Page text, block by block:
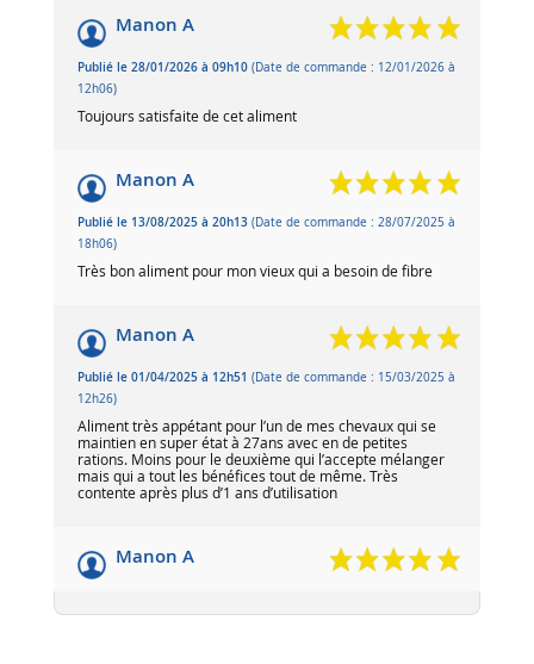
Manon A
Publié le 28/01/2026 à 09h10(Date de commande : 12/01/2026 à
12h06)
Toujours satisfaite de cet aliment
Manon A
Publié le 13/08/2025 à 20h13(Date de commande : 28/07/2025 à
18h06)
Très bon aliment pour mon vieux qui a besoin de fibre
Manon A
Publié le 01/04/2025 à 12h51 (Date de commande : 15/03/2025 à
12h26)
Aliment très appétant pour l’un de mes chevaux qui se
maintien en super état à 27ans avec en de petites
rations. Moins pour le deuxième qui l’accepte mélanger
mais qui a tout les bénéfices tout de même. Très
contente après plus d’1 ans d’utilisation
Manon A
13h59)